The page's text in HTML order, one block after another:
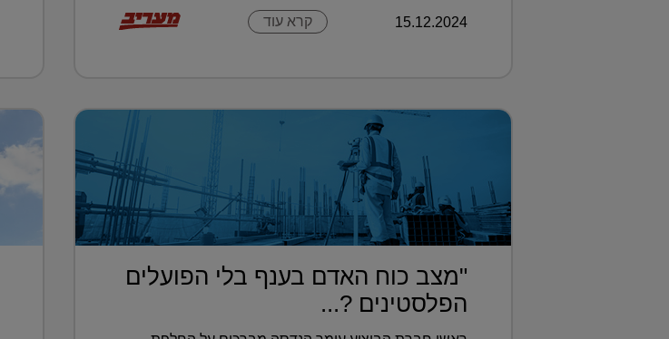
15.12.2024 קרא עוד
"מצב כוח האדם בענף בלי הפועלים
הפלסטינים ?...